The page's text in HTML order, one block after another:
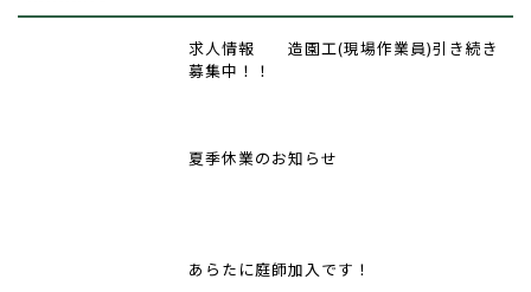
求人情報 造園工(現場作業員)引き続き
募集中！！
夏季休業のお知らせ
あらたに庭師加入です！